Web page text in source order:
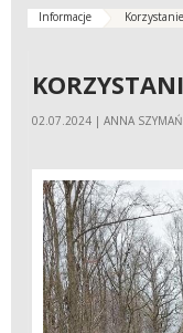
Informacje
02.07.2024 | ANNA